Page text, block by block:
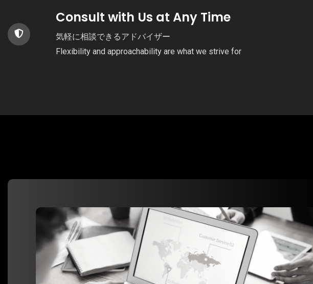
Consult with Us at Any Time
気軽に相談できるアドバイザー
Flexibility and approachability are what we strive for